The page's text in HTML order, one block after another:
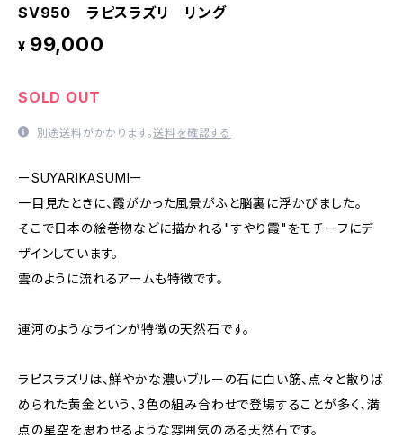
SV950 ラピスラズリ リング
¥ 99,000
SOLD OUT
別途送料がかかります。送料を確認する
ーSUYARIKASUMIー
一目見たときに、霞がかった風景がふと脳裏に浮かびました。
そこで日本の絵巻物などに描かれる"すやり霞"をモチーフにデ
ザインしています。
雲のように流れるアームも特徴です。
運河のようなラインが特徴の天然石です。
ラピスラズリは、鮮やかな濃いブルーの石に白い筋、点々と散りば
められた黄金という、3色の組み合わせで登場することが多く、満
点の星空を思わせるような雰囲気のある天然石です。